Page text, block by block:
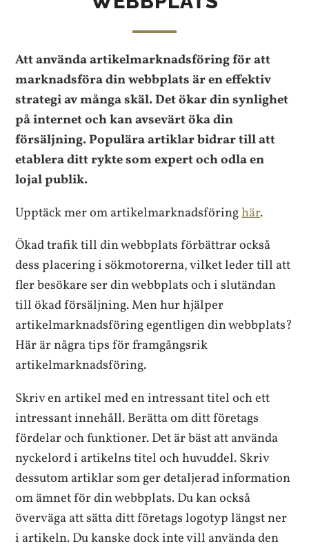
Att använda artikelmarknadsföring för att
marknadsföra din webbplats är en effektiv
strategi av många skäl. Det ökar din synlighet
på internet och kan avsevärt öka din
försäljning. Populära artiklar bidrar till att
etablera ditt rykte som expert och odla en
lojal publik.
Upptäck mer om artikelmarknadsföringhär.
Ökad trafik till din webbplats förbättrar också
dess placering i sökmotorerna, vilket leder till att
fler besökare ser din webbplats och i slutändan
till ökad försäljning. Men hur hjälper
artikelmarknadsföring egentligen din webbplats?
Här är några tips för framgångsrik
artikelmarknadsföring.
Skriv en artikel med en intressant titel och ett
intressant innehåll. Berätta om ditt företags
fördelar och funktioner. Det är bäst att använda
nyckelord i artikelns titel och huvuddel. Skriv
dessutom artiklar som ger detaljerad information
om ämnet för din webbplats. Du kan också
överväga att sätta ditt företags logotyp längst ner
i artikeln. Du kanske dock inte vill använda den